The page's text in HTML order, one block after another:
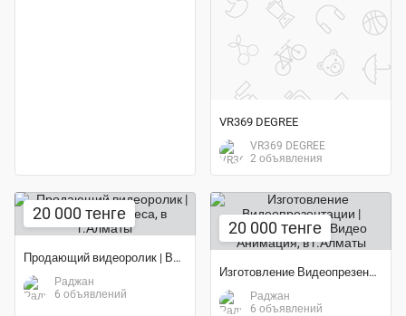
VR369 DEGREE
VR369 DEGREE
2 объявления
20 000 тенге
Продающий видеоролик | Видео для бизнеса
Раджан
6 объявлений
20 000 тенге
Изготовление Видеопрезентации | Корпоративное Видео Анимация
Раджан
6 объявлений